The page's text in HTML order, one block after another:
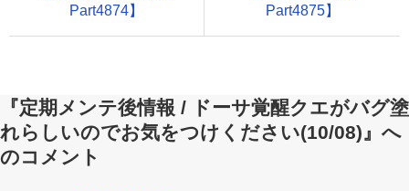
Part4874】
Part4875】
『定期メンテ後情報 / ドーサ覚醒クエがバグ塗
れらしいのでお気をつけください(10/08)』へ
のコメント